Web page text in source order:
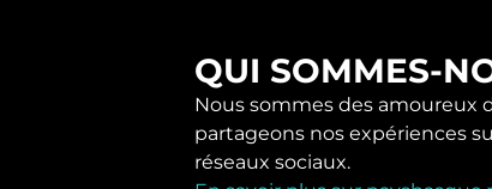
QUI SOMMES-
Nous sommes des amoureux
partageons nos expériences
réseaux sociaux.